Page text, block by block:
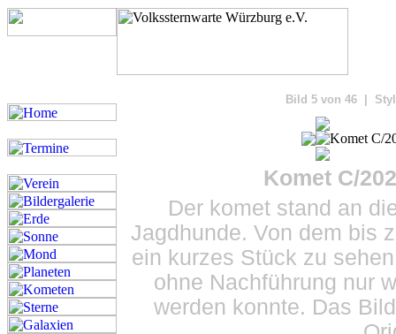
Bild 5 von 46 |
Komet C/
Der komet stand an
Jagdhunde. Von dem bis
ein kurzes Stück zu
ohne Nachführung nur
werden konnte. Das